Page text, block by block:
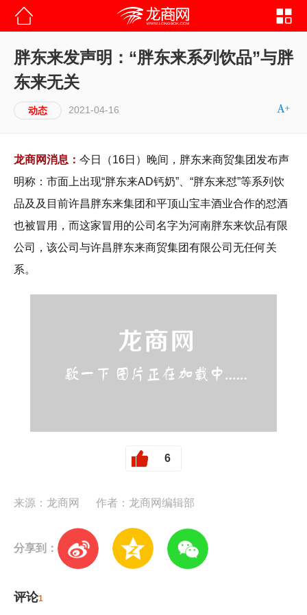
胖东来发声明：“胖东来系列饮品”与胖
东来无关
动态 2021-04-16
龙商网消息： 今日（16日）晚间，胖东来商贸集团发布声
明称：市面上出现“胖东来AD钙奶”、“胖东来怼”等系列饮
品及及目前许昌胖东来集团和平顶山宝丰酒业合作的怼酒
也被冒用，而这家冒用的公司名字为河南胖东来饮品有限
公司，该公司与许昌胖东来商贸集团有限公司无任何关
系。
6
来源：龙商网 作者：龙商网编辑部
分享到：
评论1